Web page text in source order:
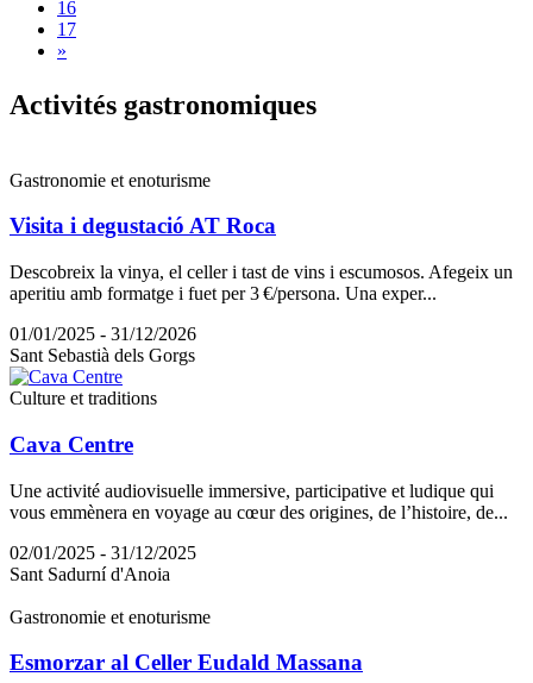
16
17
»
Activités gastronomiques
Gastronomie et enoturisme
Visita i degustació AT Roca
Descobreix la vinya, el celler i tast de vins i escumosos. Afegeix un
aperitiu amb formatge i fuet per 3 €/persona. Una exper...
01/01/2025 - 31/12/2026
Sant Sebastià dels Gorgs
Culture et traditions
Cava Centre
Une activité audiovisuelle immersive, participative et ludique qui
vous emmènera en voyage au cœur des origines, de l’histoire, de...
02/01/2025 - 31/12/2025
Sant Sadurní d'Anoia
Gastronomie et enoturisme
Esmorzar al Celler Eudald Massana